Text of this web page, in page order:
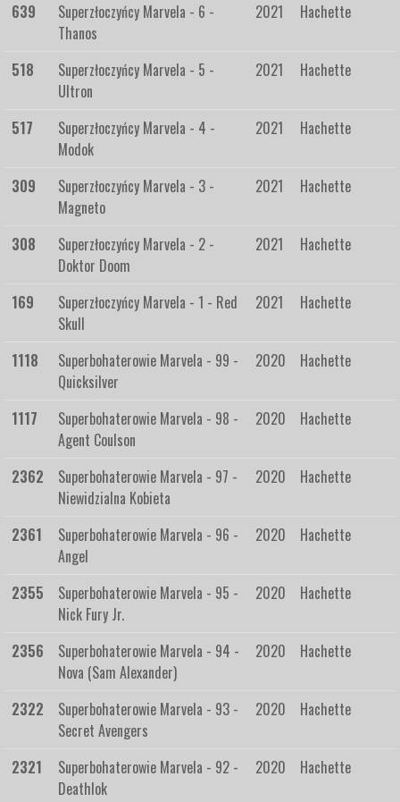
639
Superzłoczyńcy Marvela - 6 -
Thanos
2021 Hachette
518
Superzłoczyńcy Marvela - 5 -
Ultron
2021 Hachette
517
Superzłoczyńcy Marvela - 4 -
Modok
2021 Hachette
309
Superzłoczyńcy Marvela - 3 -
Magneto
2021 Hachette
308
Superzłoczyńcy Marvela - 2 -
Doktor Doom
2021 Hachette
169
Superzłoczyńcy Marvela - 1 - Red
Skull
2021 Hachette
1118
Superbohaterowie Marvela - 99 -
Quicksilver
2020 Hachette
1117
Superbohaterowie Marvela - 98 -
Agent Coulson
2020 Hachette
2362
Superbohaterowie Marvela - 97 -
Niewidzialna Kobieta
2020 Hachette
2361
Superbohaterowie Marvela - 96 -
Angel
2020 Hachette
2355
Superbohaterowie Marvela - 95 -
Nick Fury Jr.
2020 Hachette
2356
Superbohaterowie Marvela - 94 -
Nova (Sam Alexander)
2020 Hachette
2322
Superbohaterowie Marvela - 93 -
Secret Avengers
2020 Hachette
2321
Superbohaterowie Marvela - 92 -
Deathlok
2020 Hachette